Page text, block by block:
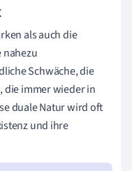
als auch die
nahezu
Schwäche, die
die immer wieder in
duale Natur wird oft
und ihre